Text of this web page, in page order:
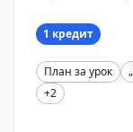
чов...
1 кредит
План за урок
+2